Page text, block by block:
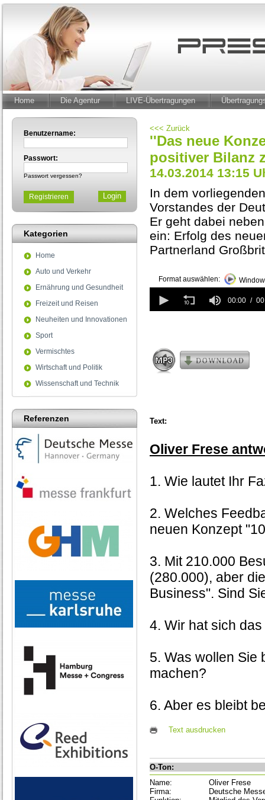
Home Die Agentur LIVE-Übertragungen
Benutzername:
Passwort:
Passwort vergessen?
Registrieren
Kategorien
Home
Auto und Verkehr
Ernährung und Gesundheit
Freizeit und Reisen
Neuheiten und Innovationen
Sport
Vermischtes
Wirtschaft und Politik
Wissenschaft und Technik
Referenzen
<<< Zurück
''Das neue
positiver Bilanz
14.03.2014 13:15
In dem
Vorstandes der
Er geht dabei
ein: Erfolg des
Partnerland
Format auswählen:
seconds
of
00:00
Text:
Oliver Frese
1. Wie lautet Ihr
2. Welches
neuen Konzept
3. Mit 210.000
(280.000), aber
Business". Sind
4. Wir hat sich
5. Was wollen Sie
machen?
6. Aber es bleibt
Text ausdrucken
O-Ton:
Name:
Oliver Frese
Firma:
Deutsche